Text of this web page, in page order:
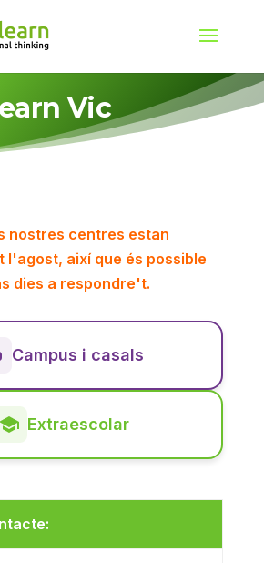
Vic
nostres centres estan
l'agost, així que és possible
dies a respondre't.
Campus i casals
Extraescolar